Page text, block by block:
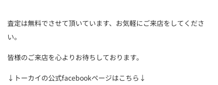
査定は無料でさせて頂いています、お気軽にご来店をしてくださ
い。
皆様のご来店を心よりお待ちしております。
↓トーカイの公式facebookページはこちら↓